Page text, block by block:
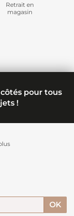
Retrait en
magasin
côtés pour tous
!